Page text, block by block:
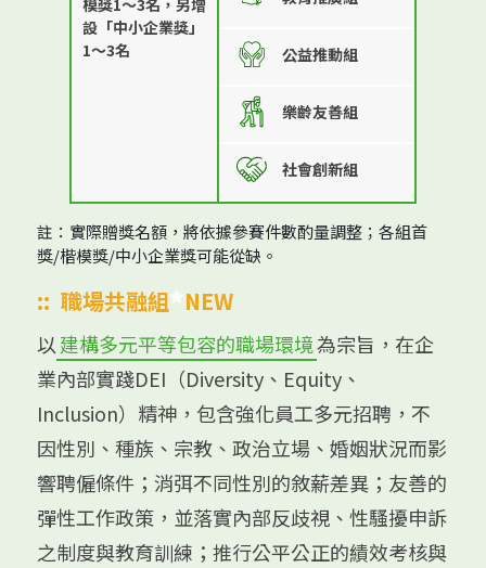
模獎1～3名，另增
設「中小企業獎」
1～3名
公益推動組
樂齡友善組
社會創新組
註：實際贈獎名額，將依據參賽件數酌量調整；各組首
獎/楷模獎/中小企業獎可能從缺。
:: 職場共融組 NEW
以 建構多元平等包容的職場環境為宗旨，在企
業內部實踐DEI（Diversity、Equity、
Inclusion）精神，包含強化員工多元招聘，不
因性別、種族、宗教、政治立場、婚姻狀況而影
響聘僱條件；消弭不同性別的敘薪差異；友善的
彈性工作政策，並落實內部反歧視、性騷擾申訴
之制度與教育訓練；推行公平公正的績效考核與